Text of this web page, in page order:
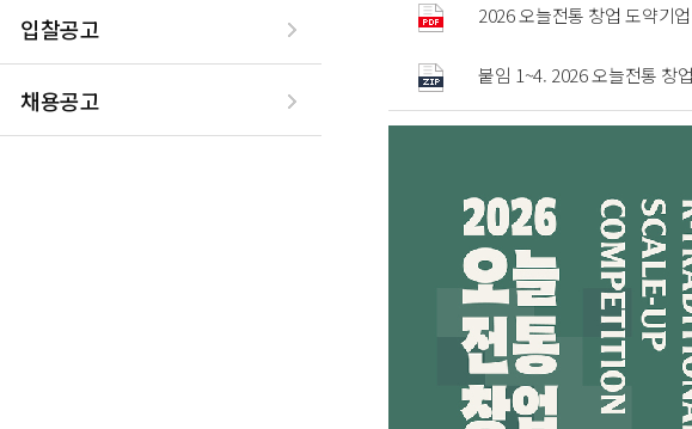
입찰공고
채용공고
2026 오늘전통 창업 도약기
붙임 1~4. 2026 오늘전통 창